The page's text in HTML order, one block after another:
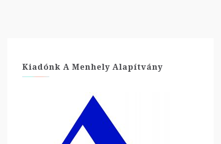
Kiadónk A Menhely Alapítvány